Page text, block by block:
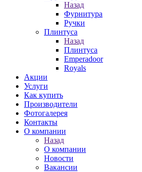
Назад
Фурнитура
Ручки
Плинтуса
Назад
Плинтуса
Emperadoor
Royals
Акции
Услуги
Как купить
Производители
Фотогалерея
Контакты
О компании
Назад
О компании
Новости
Вакансии